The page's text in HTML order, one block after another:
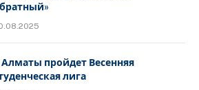
Алматы пройдет Весенняя
лига